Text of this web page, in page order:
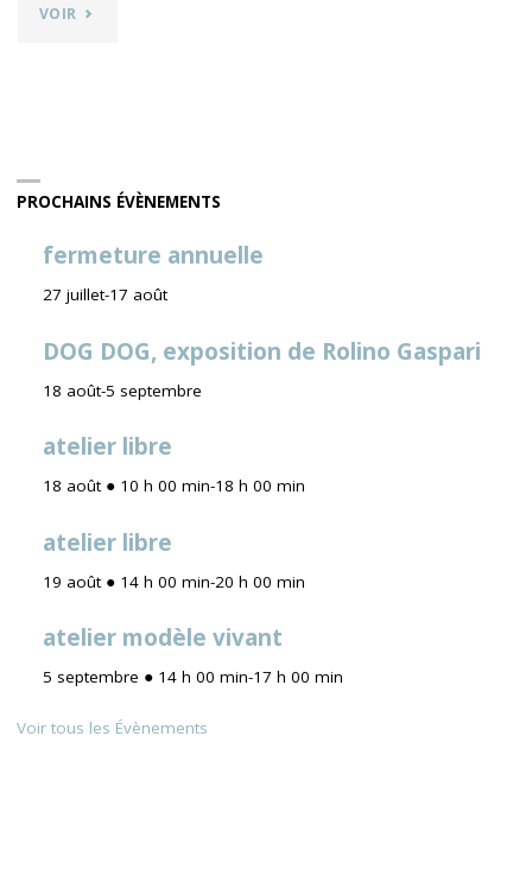
VOIR "JACQUELINE
ET
PAYSAGES"
PROCHAINS ÉVÈNEMENTS
fermeture annuelle
27 juillet-17 août
DOG DOG, exposition de Rolino Gaspari
18 août-5 septembre
atelier libre
18 août ● 10 h 00 min-18 h 00 min
atelier libre
19 août ● 14 h 00 min-20 h 00 min
atelier modèle vivant
5 septembre ● 14 h 00 min-17 h 00 min
Voir tous les Évènements